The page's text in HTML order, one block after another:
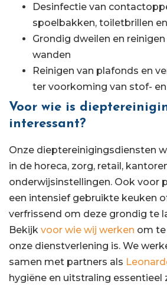
Desinfectie van
spoelbakken, toiletbrillen
Grondig dweilen en
wanden
Reinigen van plafonds en
ter voorkoming van stof-
Voor wie is
interessant?
Onze dieptereinigingsdiensten
in de horeca, zorg, retail,
onderwijsinstellingen. Ook voor
een intensief gebruikte keuken
verfrissend om deze grondig te
Bekijk voor wie wij werken om te
onze dienstverlening is. We
samen met partners als
hygiëne en uitstraling essentieel